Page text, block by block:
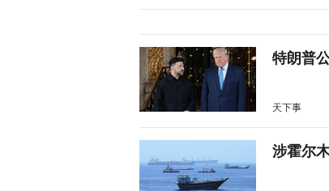
特朗普
天下事
涉霍尔